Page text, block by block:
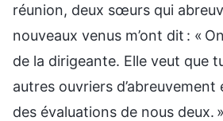
réunion, deux sœurs qui
nouveaux venus m’ont dit : «
de la dirigeante. Elle veut que
autres ouvriers
des évaluations de nous deux.